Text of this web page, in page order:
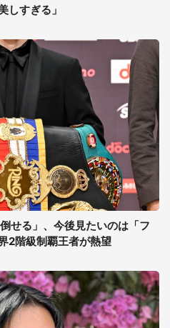
しすぎる」
せる」、今後見たいのは「フ
2階級制覇王者が熱望